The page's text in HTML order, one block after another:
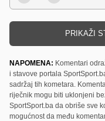
PRIKAŽI
NAPOMENA: Komentari
i stavove portala
sadržaj tih kometara.
riječnik mogu biti uklonjeni
SportSport.ba da obriše sve
mogućnost da među